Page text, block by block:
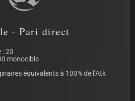
- Pari direct
: 20
monocible
équivalents à 100% de l’Atk